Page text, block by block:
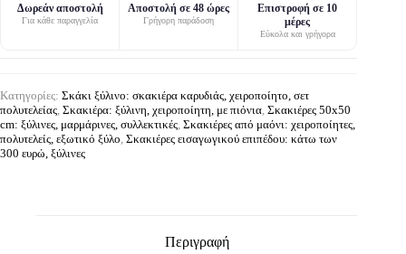
Δωρεάν αποστολή
Για κάθε παραγγελία
Αποστολή σε 48 ώρες
Γρήγορη παράδοση
Επιστροφή σε 10
μέρες
Εύκολα και γρήγορα
Κατηγορίες: Σκάκι ξύλινο: σκακιέρα καρυδιάς, χειροποίητο, σετ
πολυτελείας Σκακιέρα: ξύλινη, χειροποίητη, με πιόνια Σκακιέρες 50x50
cm: ξύλινες, μαρμάρινες, συλλεκτικές Σκακιέρες από μαόνι: χειροποίητες,
πολυτελείς, εξωτικό ξύλο Σκακιέρες εισαγωγικού επιπέδου: κάτω των
300 ευρώ, ξύλινες
Περιγραφή